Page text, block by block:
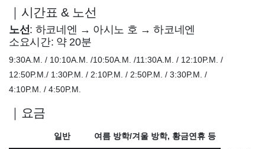
｜시간표 & 노선
노선: 하코네엔 → 아시노 호 → 하코네엔
소요시간: 약 20분
9:30A.M. / 10:10A.M. /10:50A.M. /11:30A.M. / 12:10P.M. /
12:50P.M./ 1:30P.M. / 2:10P.M. / 2:50P.M. / 3:30P.M. /
4:10P.M. / 4:50P.M.
｜요금
일반 여름 방학/겨울 방학, 황금연휴 등